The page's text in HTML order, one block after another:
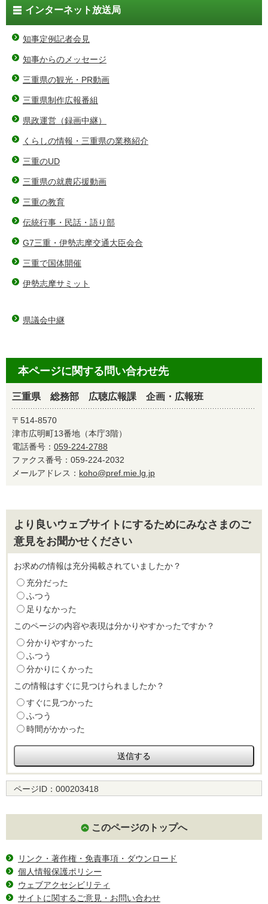
インターネット放送局
知事定例記者会見
知事からのメッセージ
三重県の観光・PR動画
三重県制作広報番組
県政運営（録画中継）
くらしの情報・三重県の業務紹介
三重のUD
三重県の就農応援動画
三重の教育
伝統行事・民話・語り部
G7三重・伊勢志摩交通大臣会合
三重で国体開催
伊勢志摩サミット
県議会中継
本ページに関する問い合わせ先
三重県 総務部 広聴広報課 企画・広報班
〒514-8570
津市広明町13番地（本庁3階）
電話番号： 059-224-2788
ファクス番号：059-224-2032
メールアドレス： koho@pref.mie.lg.jp
より良いウェブサイトにするためにみなさまのご
意見をお聞かせください
お求めの情報は充分掲載されていましたか？
充分だった
ふつう
足りなかった
このページの内容や表現は分かりやすかったですか？
分かりやすかった
ふつう
分かりにくかった
この情報はすぐに見つけられましたか？
すぐに見つかった
ふつう
時間がかかった
ページID： 000203418
このページのトップへ
リンク・著作権・免責事項・ダウンロード
個人情報保護ポリシー
ウェブアクセシビリティ
サイトに関するご意見・お問い合わせ